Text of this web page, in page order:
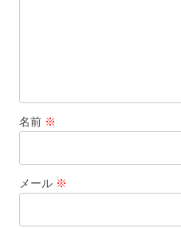
名前 ※
メール ※